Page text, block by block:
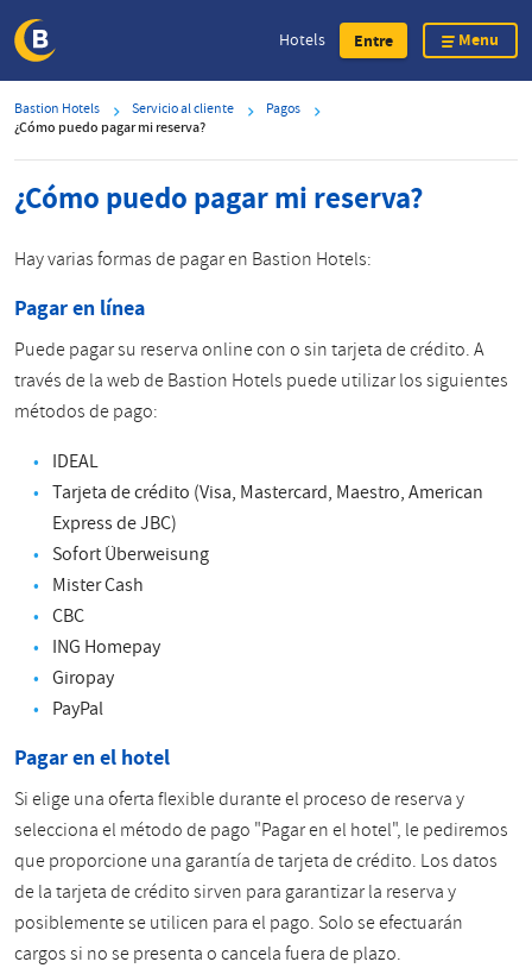
to
main
content
Hotels Entre Menu
Bastion Hotels Servicio al cliente
Pagos
¿Cómo puedo pagar mi reserva?
¿Cómo puedo pagar mi reserva?
Hay varias formas de pagar en Bastion Hotels:
Pagar en línea
Puede pagar su reserva online con o sin tarjeta de crédito. A
través de la web de Bastion Hotels puede utilizar los siguientes
métodos de pago:
IDEAL
Tarjeta de crédito (Visa, Mastercard, Maestro, American
Express de JBC)
Sofort Überweisung
Mister Cash
CBC
ING Homepay
Giropay
PayPal
Pagar en el hotel
Si elige una oferta flexible durante el proceso de reserva y
selecciona el método de pago "Pagar en el hotel", le pediremos
que proporcione una garantía de tarjeta de crédito. Los datos
de la tarjeta de crédito sirven para garantizar la reserva y
posiblemente se utilicen para el pago. Solo se efectuarán
cargos si no se presenta o cancela fuera de plazo.